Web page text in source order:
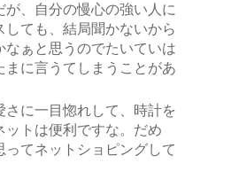
が、自分の慢心の強い人に
しても、結局聞かないから
なぁと思うのでたいていは
に言うてしまうことがあ
さに一目惚れして、時計を
ットは便利ですな。だめ
ってネットショピングして